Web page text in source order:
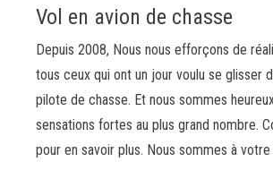
Vol en avion de chasse
Depuis 2008, Nous nous efforçons de
tous ceux qui ont un jour voulu se glisser
pilote de chasse. Et nous sommes
sensations fortes au plus grand nombre.
pour en savoir plus. Nous sommes à